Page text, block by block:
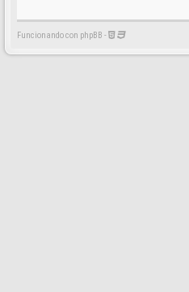
Funcionando con phpBB -